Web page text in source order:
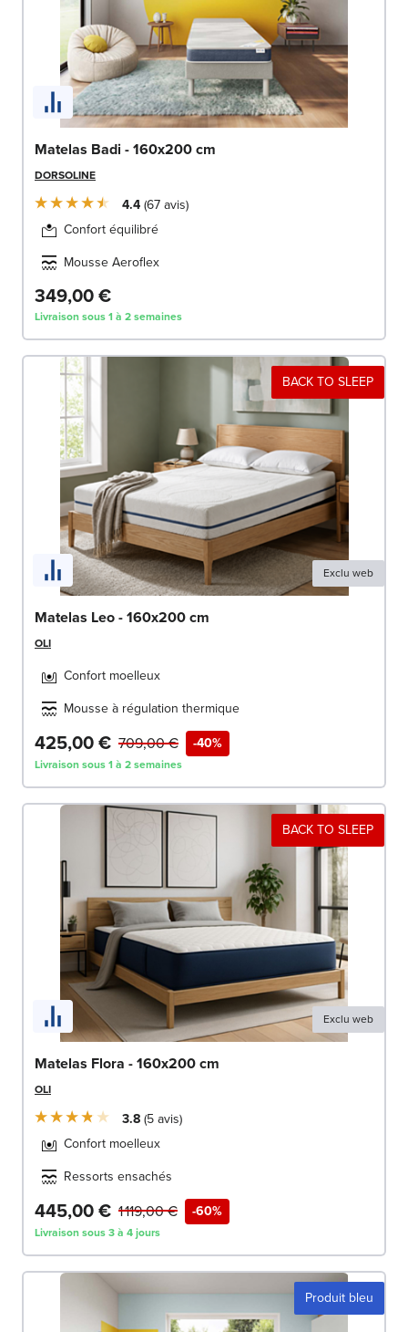
Matelas Badi - 160x200 cm
DORSOLINE
4.4 67avis
Confort équilibré
Mousse Aeroflex
349,00 €
Livraison sous 1 à 2 semaines
BACK TO SLEEP
Exclu web
Matelas Leo - 160x200 cm
OLI
Confort moelleux
Mousse à régulation thermique
425,00 € -40%
709,00 €
Livraison sous 1 à 2 semaines
BACK TO SLEEP
Exclu web
Matelas Flora - 160x200 cm
OLI
3.8 5avis
Confort moelleux
Ressorts ensachés
445,00 € -60%
1 119,00 €
Livraison sous 3 à 4 jours
Produit bleu